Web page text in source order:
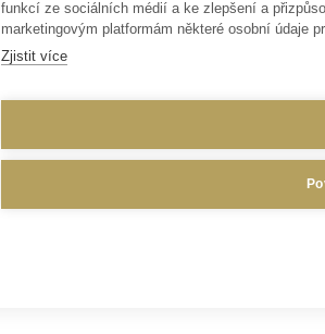
funkcí ze sociálních médií a ke zlepšení a
marketingovým platformám některé osobní údaje
Zjistit více